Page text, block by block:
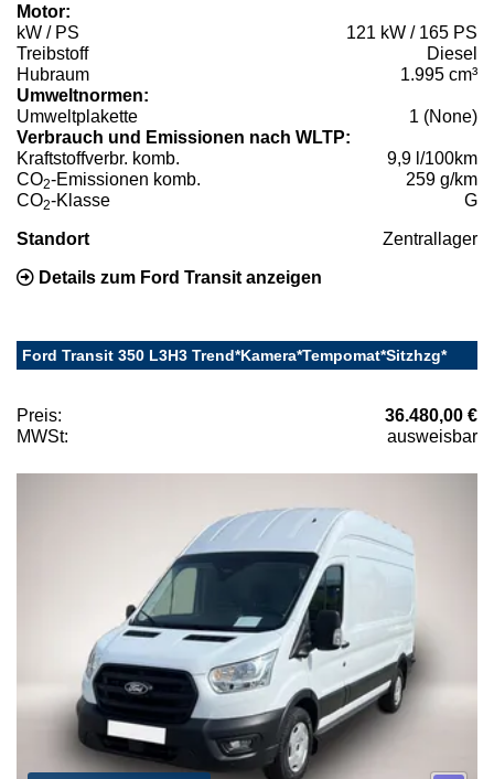
Motor:
kW / PS
121 kW / 165 PS
Treibstoff
Diesel
Hubraum
1.995 cm³
Umweltnormen:
Umweltplakette
1 (None)
Verbrauch und Emissionen nach WLTP:
Kraftstoffverbr. komb.
9,9 l/100km
CO2-Emissionen komb.
259 g/km
CO2-Klasse G
Standort Zentrallager
Details zum Ford Transit anzeigen
Ford Transit 350 L3H3 Trend*Kamera*Tempomat*Sitzhzg*
Preis:
36.480,00 €
MWSt:
ausweisbar